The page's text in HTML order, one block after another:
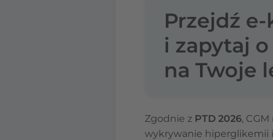
Przejdź
i zapytaj o
na Twoje
Zgodnie z PTD 2026,
wykrywanie hiperglikemii